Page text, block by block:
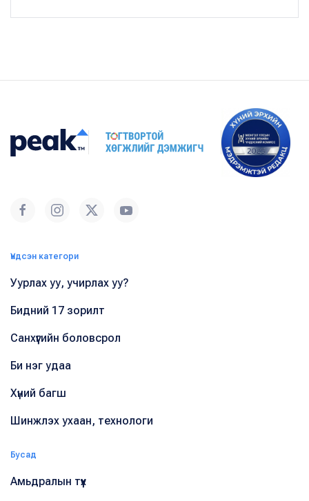
Үндсэн категори
Уурлах уу, учирлах уу?
Бидний 17 зорилт
Санхүүгийн боловсрол
Би нэг удаа
Хүний багш
Шинжлэх ухаан, технологи
Бусад
Амьдралын түүх